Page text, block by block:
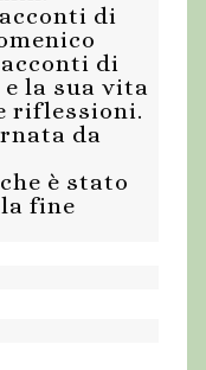
di
di
la sua vita
riflessioni.
da
è stato
fine